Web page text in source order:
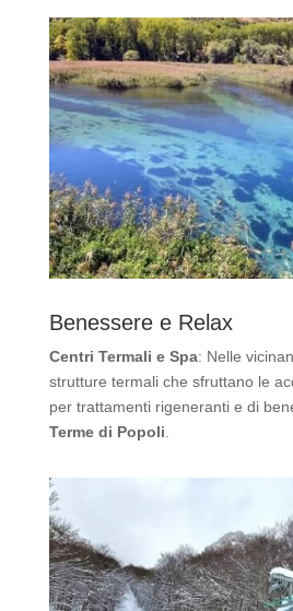
Benessere e Relax
Centri Termali e Spa: Nelle
strutture termali che sfruttano le
per trattamenti rigeneranti e di
Terme di Popoli